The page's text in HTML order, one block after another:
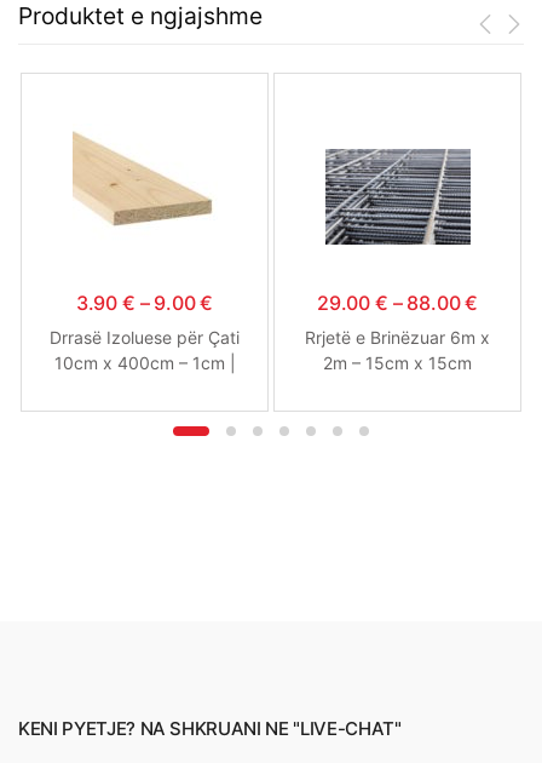
Produktet e ngjajshme
3.90 € – 9.00€
Drrasë Izoluese për Çati
10cm x 400cm – 1cm |
29.00 € – 88.00€
Rrjetë e Brinëzuar 6m x
2m – 15cm x 15cm
KENI PYETJE? NA SHKRUANI NE "LIVE-CHAT"